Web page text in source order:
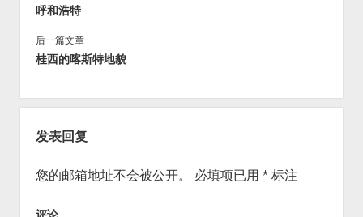
呼和浩特
后一篇文章
桂西的喀斯特地貌
发表回复
您的邮箱地址不会被公开。 必填项已用 *标注
评论